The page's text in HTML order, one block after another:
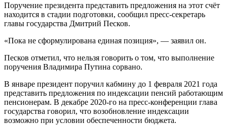
Поручение президента представить предложения на этот счёт
находится в стадии подготовки, сообщил пресс-секретарь
главы государства Дмитрий Песков.
«Пока не сформулирована единая позиция», — заявил он.
Песков отметил, что нельзя говорить о том, что выполнение
поручения Владимира Путина сорвано.
В январе президент поручил кабмину до 1 февраля 2021 года
представить предложения по индексации пенсий работающим
пенсионерам. В декабре 2020-го на пресс-конференции глава
государства говорил, что возобновление индексации
возможно при условии обеспеченности бюджета.